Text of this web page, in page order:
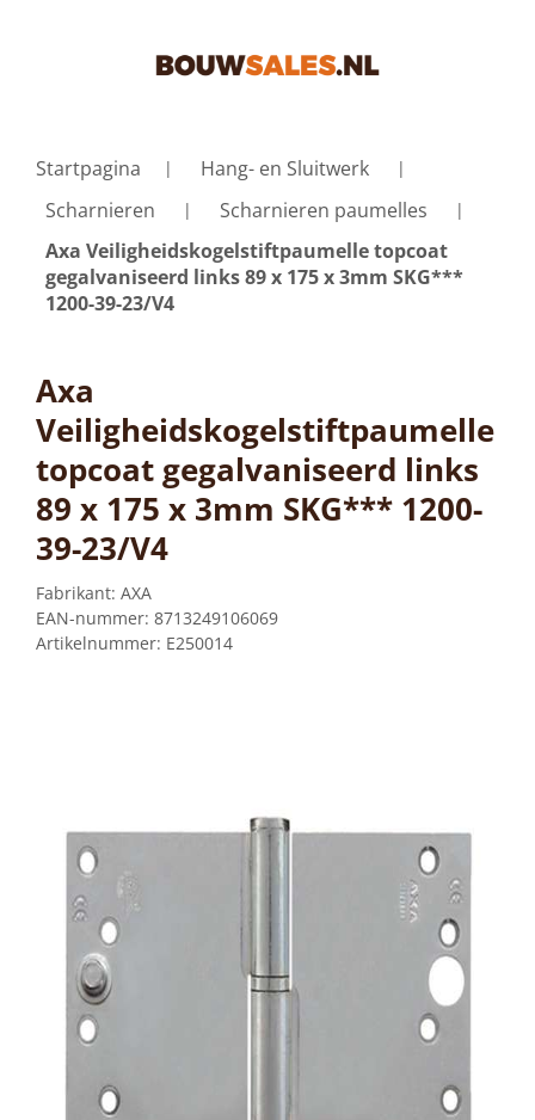
Startpagina
Hang- en Sluitwerk
Scharnieren
Scharnieren paumelles
Axa Veiligheidskogelstiftpaumelle topcoat
gegalvaniseerd links 89 x 175 x 3mm SKG***
1200-39-23/V4
Axa
Veiligheidskogelstiftpaumelle
topcoat gegalvaniseerd links
89 x 175 x 3mm SKG*** 1200-
39-23/V4
Fabrikant: AXA
EAN-nummer: 8713249106069
Artikelnummer: E250014